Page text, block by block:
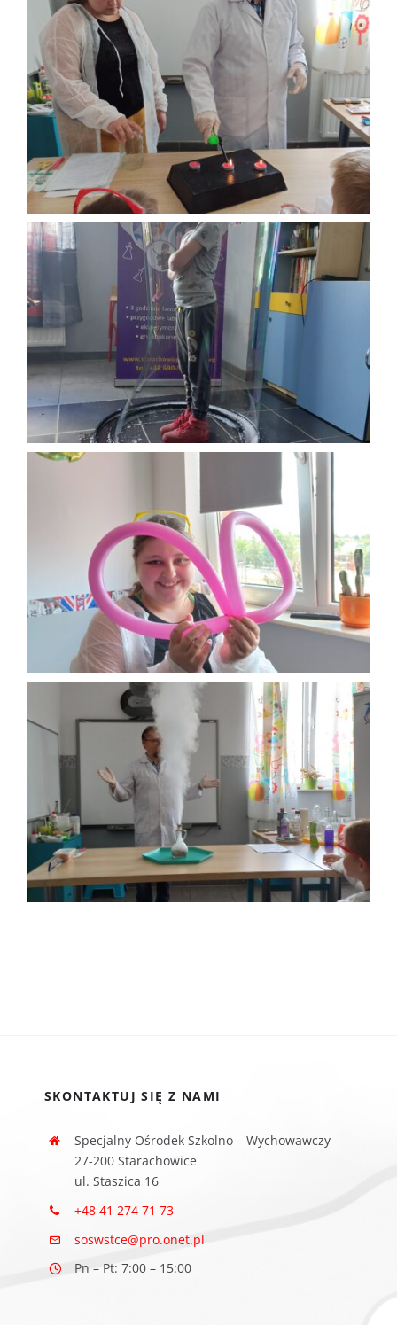
SKONTAKTUJ SIĘ Z NAMI
Specjalny Ośrodek Szkolno – Wychowawczy
27-200 Starachowice
ul. Staszica 16
+48 41 274 71 73
soswstce@pro.onet.pl
Pn – Pt: 7:00 – 15:00